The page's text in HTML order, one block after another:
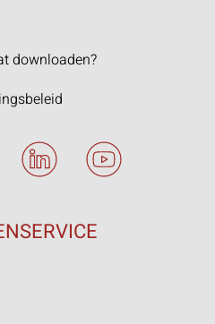
downloaden?